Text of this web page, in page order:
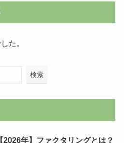
た。
検索
【2026年】ファクタリングとは？